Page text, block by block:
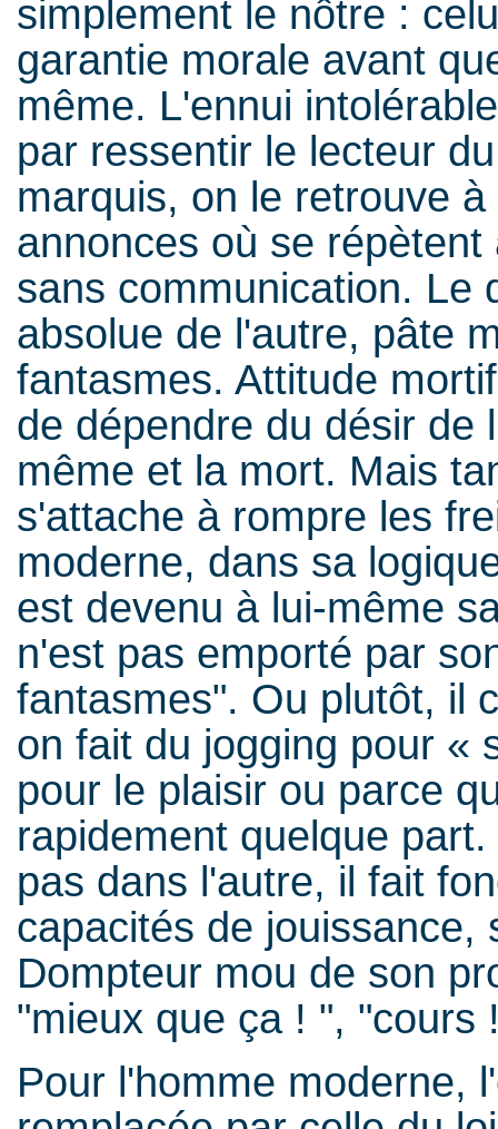
simplement le nôtre :
garantie morale avant
même. L'ennui
par ressentir le lecteur
marquis, on le retrouve
annonces où se
sans communication. Le
absolue de l'autre, pâte
fantasmes. Attitude
de dépendre du désir de
même et la mort. Mais
s'attache à rompre les
moderne, dans sa
est devenu à lui-même
n'est pas emporté par
fantasmes". Ou plutôt, il
on fait du jogging pour «
pour le plaisir ou parce
rapidement quelque
pas dans l'autre, il fait
capacités de jouissance,
Dompteur mou de son
"mieux que ça ! ",
Pour l'homme moderne,